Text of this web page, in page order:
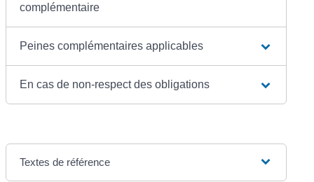
complémentaire
Peines complémentaires applicables
En cas de non-respect des obligations
Textes de référence